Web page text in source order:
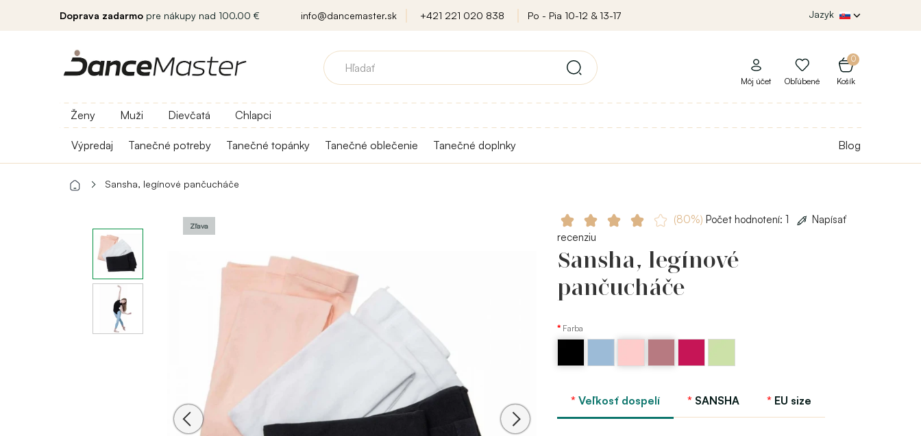
Doprava zadarmo pre nákupy nad 100.00 € info@dancemaster.sk +421 221 020 838 Po - Pia 10-12 & 13-17 Jazyk
0
Košík
Môj účet Obľúbené
Ženy Muži Dievčatá Chlapci
Výpredaj Tanečné potreby Tanečné topánky Tanečné oblečenie Tanečné doplnky Blog
Sansha, legínové pančucháče
Zľava
(80%) Počet hodnotení: 1
Napísať
recenziu
Sansha, legínové
pančucháče
Farba
Sansha Sansha Sansha Sansha pistachio
Veľkosť dospelí SANSHA EU size